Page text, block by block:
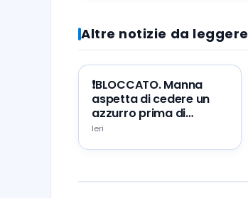
Altre notizie da leggere
❗️BLOCCATO. Manna
aspetta di cedere un
azzurro prima di
portare Zeballos al
Ieri